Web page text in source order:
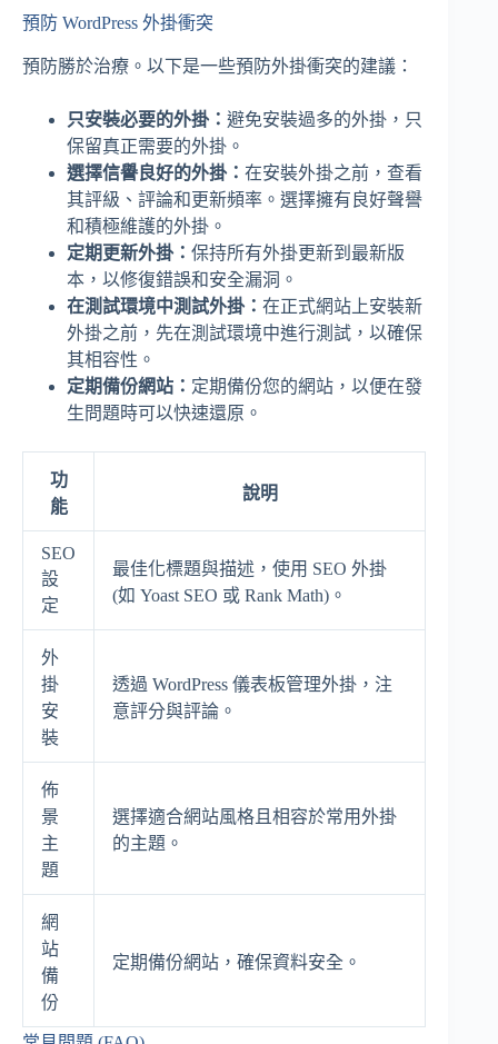
預防 WordPress 外掛衝突
預防勝於治療。以下是一些預防外掛衝突的建議：
只安裝必要的外掛： 避免安裝過多的外掛，只
保留真正需要的外掛。
選擇信譽良好的外掛： 在安裝外掛之前，查看
其評級、評論和更新頻率。選擇擁有良好聲譽
和積極維護的外掛。
定期更新外掛： 保持所有外掛更新到最新版
本，以修復錯誤和安全漏洞。
在測試環境中測試外掛： 在正式網站上安裝新
外掛之前，先在測試環境中進行測試，以確保
其相容性。
定期備份網站： 定期備份您的網站，以便在發
生問題時可以快速還原。
功
能
說明
SEO
設
定
最佳化標題與描述，使用 SEO 外掛
(如 Yoast SEO 或 Rank Math)。
外
掛
安
裝
透過 WordPress 儀表板管理外掛，注
意評分與評論。
佈
景
主
題
選擇適合網站風格且相容於常用外掛
的主題。
網
站
備
份
定期備份網站，確保資料安全。